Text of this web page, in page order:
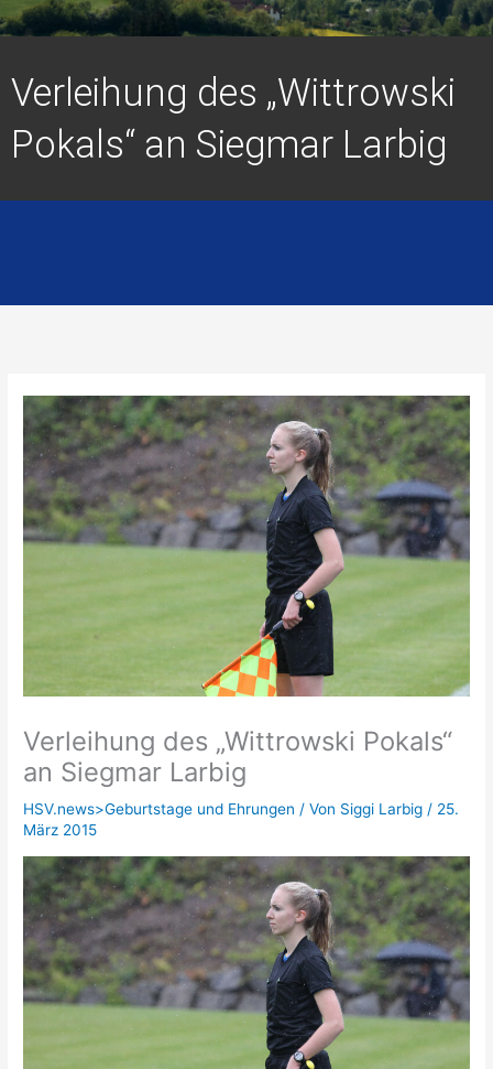
Verleihung des „Wittrowski
Pokals“ an Siegmar Larbig
Verleihung des „Wittrowski Pokals“
an Siegmar Larbig
HSV.news>Geburtstage und Ehrungen / Von Siggi Larbig/ 25.
März 2015